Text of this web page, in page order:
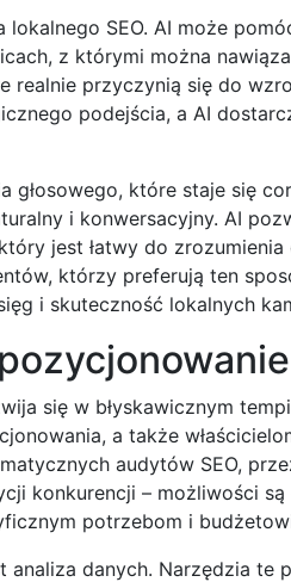
SEO. AI może
z którymi można
przyczynią się do
podejścia, a AI
które staje się
i konwersacyjny. AI
jest łatwy do
którzy preferują ten
i skuteczność lokalnych
się w błyskawicznym
a także
audytów SEO,
konkurencji – możliwości
potrzebom i
danych. Narzędzia